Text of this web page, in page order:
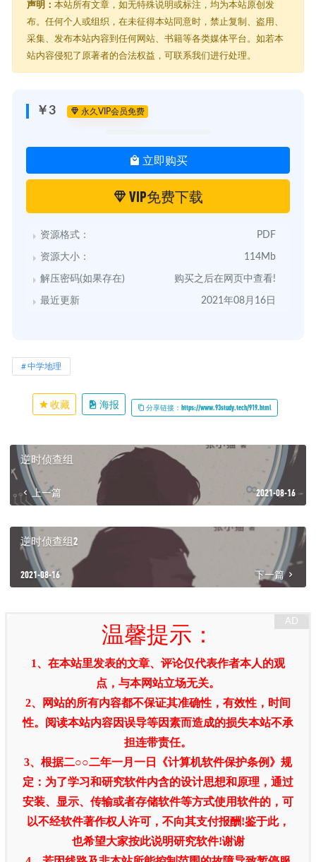
声明： 本站所有文章，如无特殊说明或标注，均为本站原创发
布。任何个人或组织，在未征得本站同意时，禁止复制、盗用、
采集、发布本站内容到任何网站、书籍等各类媒体平台。如若本
站内容侵犯了原著者的合法权益，可联系我们进行处理。
￥3 永久VIP会员免费
立即购买
VIP免费下载
资源格式： PDF
资源大小： 114Mb
解压密码(如果存在) 购买之后在网页中查看!
最近更新 2021年08月16日
中学地理
收藏 海报 分享链接：https://www.93study.tech/919.html
逆时侦查组
上一篇 2021-08-16
逆时侦查组2
2021-08-16 下一篇
温馨提示：
1、在本站里发表的文章、评论仅代表作者本人的观
点，与本网站立场无关。
2、网站的所有内容都不保证其准确性，有效性，时间
性。阅读本站内容因误导等因素而造成的损失本站不承
担连带责任。
3、根据二○○二年一月一日《计算机软件保护条例》规
定：为了学习和研究软件内含的设计思想和原理，通过
安装、显示、传输或者存储软件等方式使用软件的，可
以不经软件著作权人许可，不向其支付报酬!鉴于此，
也希望大家按此说明研究软件!谢谢